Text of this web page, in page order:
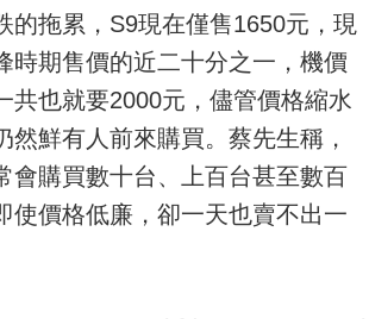
的拖累，S9現在僅售1650元，現
時期售價的近二十分之一，機價
共也就要2000元，儘管價格縮水
然鮮有人前來購買。蔡先生稱，
會購買數十台、上百台甚至數百
使價格低廉，卻一天也賣不出一